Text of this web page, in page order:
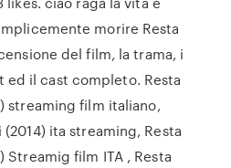
morire Resta
del film, la trama, i
ed il cast completo. Resta
streaming film italiano,
ita streaming, Resta
Streamig film ITA , Resta